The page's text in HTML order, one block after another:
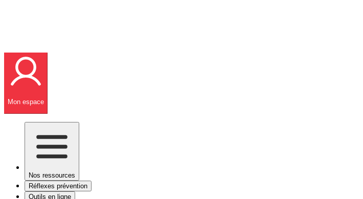
Mon espace
Nos ressources
Réflexes prévention
Outils en ligne